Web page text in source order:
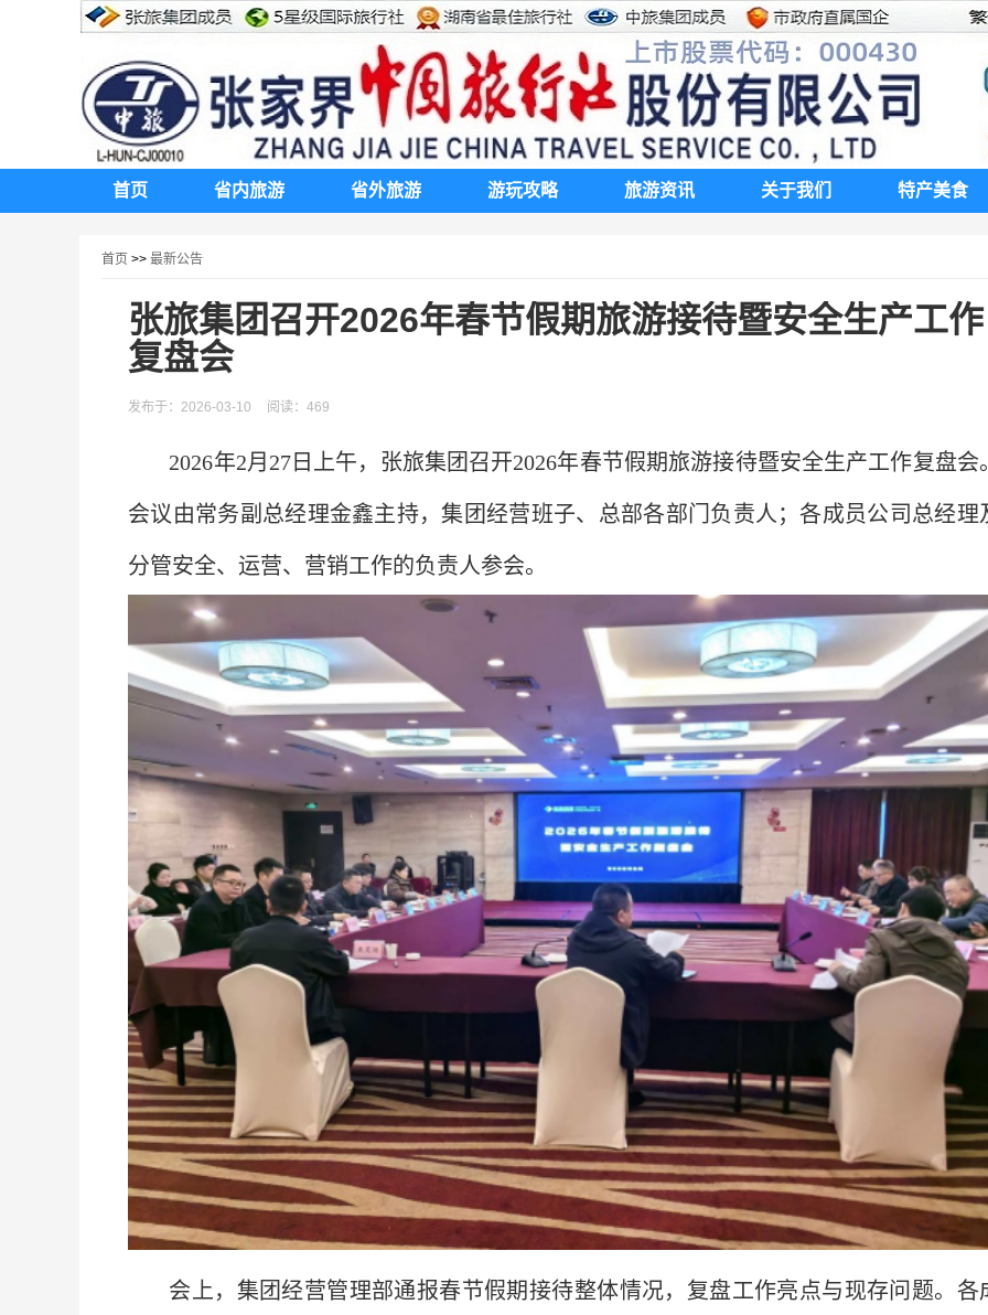
首页 省内旅游 省外旅游 游玩攻略 旅游资讯 关于我们 特产美食
首页 >> 最新公告
张旅集团召开2026年春节假期旅游接待暨安全生产工作
复盘会
发布于：2026-03-10 阅读：469
2026年2月27日上午，张旅集团召开2026年春节假期旅游接待暨安全生产工作复盘会
会议由常务副总经理金鑫主持，集团经营班子、总部各部门负责人；各成员公司总经理
分管安全、运营、营销工作的负责人参会。
会上，集团经营管理部通报春节假期接待整体情况，复盘工作亮点与现存问题。各